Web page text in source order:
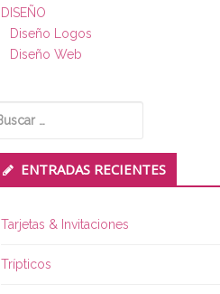
DISEÑO
Diseño Logos
Diseño Web
ENTRADAS RECIENTES
Tarjetas & Invitaciones
Trípticos